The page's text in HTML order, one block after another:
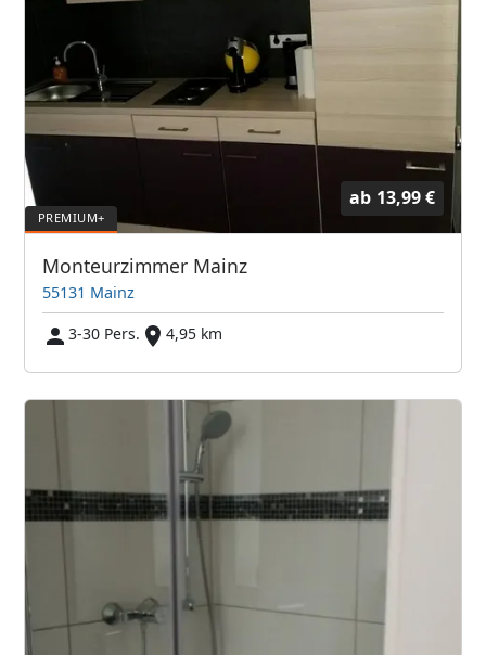
ab 13,99 €
Monteurzimmer Mainz
55131 Mainz
3-30 Pers.
4,95 km